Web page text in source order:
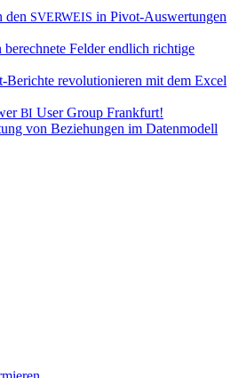
den SVERWEIS in Pivot-Auswertungen
Felder endlich richtige
Berichte revolutionieren mit dem Excel
BI User Group Frankfurt!
von Beziehungen im Datenmodell